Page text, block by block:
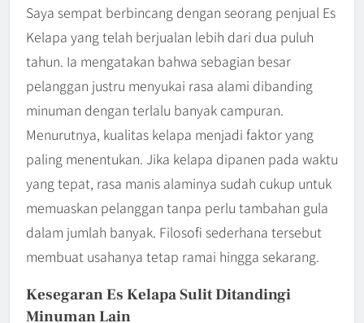
Saya sempat berbincang dengan seorang penjual Es
Kelapa yang telah berjualan lebih dari dua puluh
tahun. Ia mengatakan bahwa sebagian besar
pelanggan justru menyukai rasa alami dibanding
minuman dengan terlalu banyak campuran.
Menurutnya, kualitas kelapa menjadi faktor yang
paling menentukan. Jika kelapa dipanen pada waktu
yang tepat, rasa manis alaminya sudah cukup untuk
memuaskan pelanggan tanpa perlu tambahan gula
dalam jumlah banyak. Filosofi sederhana tersebut
membuat usahanya tetap ramai hingga sekarang.
Kesegaran Es Kelapa Sulit Ditandingi
Minuman Lain